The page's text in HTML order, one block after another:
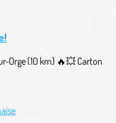
Orge (10 km) 🔥💥 Carton